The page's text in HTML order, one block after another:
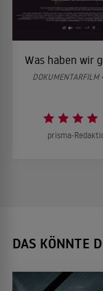
Was haben wir
DOKUMENTARFILM
prisma-
DAS KÖNNTE